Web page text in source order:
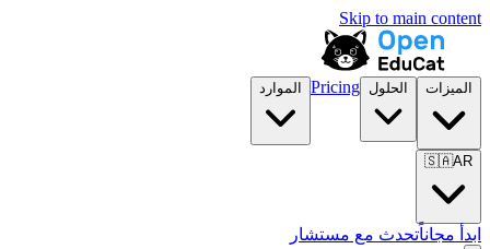
Skip to main content
الميزات الحلول Pricing الموارد
🇸🇦AR
ابدأ مجاناًتحدث مع مستشار